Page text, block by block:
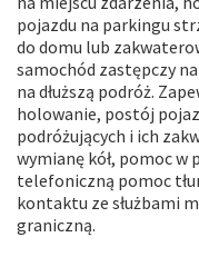
pojazdu na parkingu
do domu lub
samochód zastępczy
na dłuższą podróż.
holowanie, postój
podróżujących i ich
wymianę kół, pomoc w
telefoniczną pomoc
kontaktu ze służbami
graniczną.